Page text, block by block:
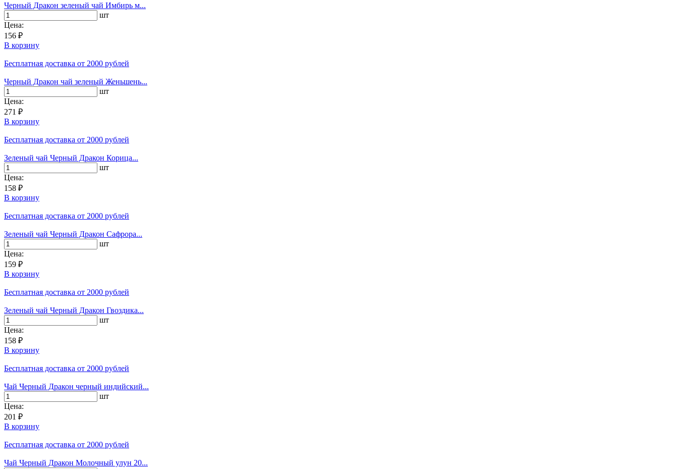
Черный Дракон зеленый чай Имбирь м...
шт
Цена:
156 ₽
В корзину
Бесплатная доставка от 2000 рублей
Черный Дракон чай зеленый Женьшень...
шт
Цена:
271 ₽
В корзину
Бесплатная доставка от 2000 рублей
Зеленый чай Черный Дракон Корица...
шт
Цена:
158 ₽
В корзину
Бесплатная доставка от 2000 рублей
Зеленый чай Черный Дракон Сафрора...
шт
Цена:
159 ₽
В корзину
Бесплатная доставка от 2000 рублей
Зеленый чай Черный Дракон Гвоздика...
шт
Цена:
158 ₽
В корзину
Бесплатная доставка от 2000 рублей
Чай Черный Дракон черный индийский...
шт
Цена:
201 ₽
В корзину
Бесплатная доставка от 2000 рублей
Чай Черный Дракон Молочный улун 20...